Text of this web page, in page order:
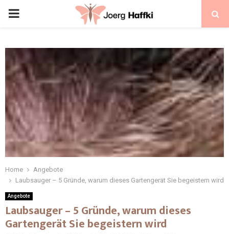
Home
Angebote
Laubsauger – 5 Gründe, warum dieses Gartengerät Sie begeistern wird
Angebote
Laubsauger – 5 Gründe, warum dieses
Gartengerät Sie begeistern wird